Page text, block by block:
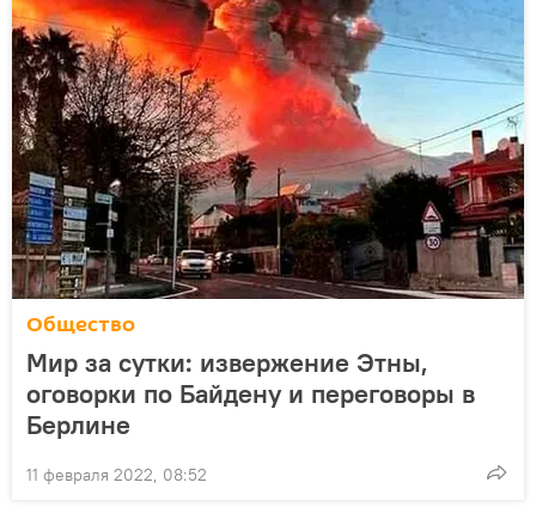
Общество
Мир за сутки: извержение Этны,
оговорки по Байдену и переговоры в
Берлине
11 февраля 2022, 08:52